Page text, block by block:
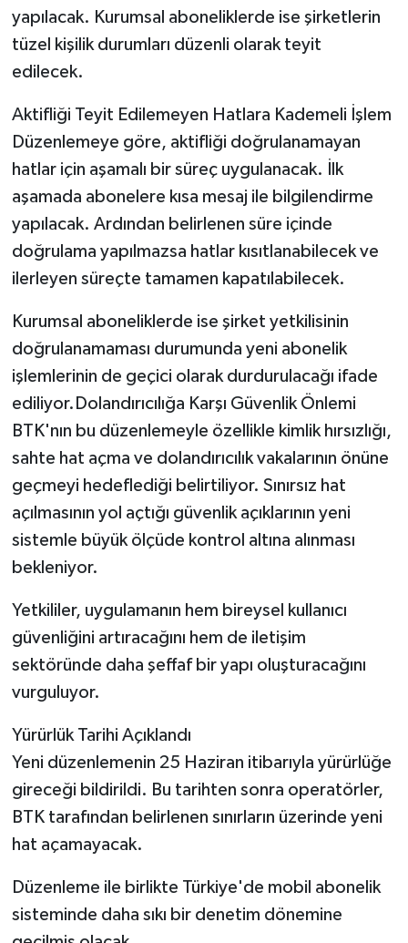
yapılacak. Kurumsal aboneliklerde ise şirketlerin
tüzel kişilik durumları düzenli olarak teyit
edilecek.
Aktifliği Teyit Edilemeyen Hatlara Kademeli İşlem
Düzenlemeye göre, aktifliği doğrulanamayan
hatlar için aşamalı bir süreç uygulanacak. İlk
aşamada abonelere kısa mesaj ile bilgilendirme
yapılacak. Ardından belirlenen süre içinde
doğrulama yapılmazsa hatlar kısıtlanabilecek ve
ilerleyen süreçte tamamen kapatılabilecek.
Kurumsal aboneliklerde ise şirket yetkilisinin
doğrulanamaması durumunda yeni abonelik
işlemlerinin de geçici olarak durdurulacağı ifade
ediliyor.Dolandırıcılığa Karşı Güvenlik Önlemi
BTK'nın bu düzenlemeyle özellikle kimlik hırsızlığı,
sahte hat açma ve dolandırıcılık vakalarının önüne
geçmeyi hedeflediği belirtiliyor. Sınırsız hat
açılmasının yol açtığı güvenlik açıklarının yeni
sistemle büyük ölçüde kontrol altına alınması
bekleniyor.
Yetkililer, uygulamanın hem bireysel kullanıcı
güvenliğini artıracağını hem de iletişim
sektöründe daha şeffaf bir yapı oluşturacağını
vurguluyor.
Yürürlük Tarihi Açıklandı
Yeni düzenlemenin 25 Haziran itibarıyla yürürlüğe
gireceği bildirildi. Bu tarihten sonra operatörler,
BTK tarafından belirlenen sınırların üzerinde yeni
hat açamayacak.
Düzenleme ile birlikte Türkiye'de mobil abonelik
sisteminde daha sıkı bir denetim dönemine